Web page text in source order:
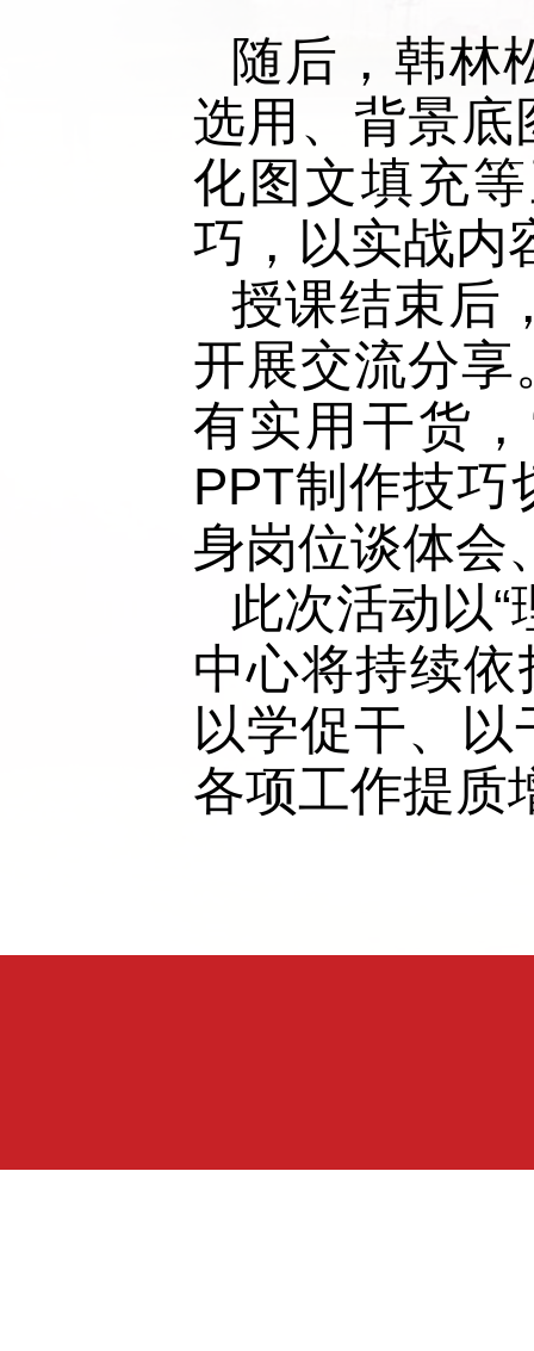
随后，韩林
选用、背景底
化图文填充
巧，以实战内
授课结束后
开展交流分
有实用干货
PPT制作技巧
身岗位谈体会
此次活动以
中心将持续依
以学促干、
各项工作提质